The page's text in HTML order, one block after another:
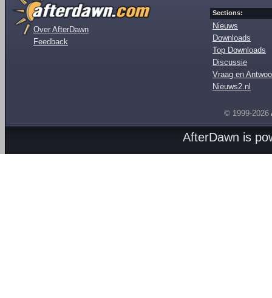
Over AfterDawn
Feedback
Sections:
Nieuws
Downloads
Top Downloads
Discussie
Vraag en
Nieuws2.nl
© 1999-2026
AfterDawn is